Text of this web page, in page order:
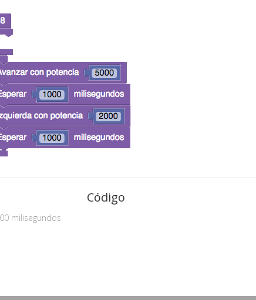
Código
milisegundos